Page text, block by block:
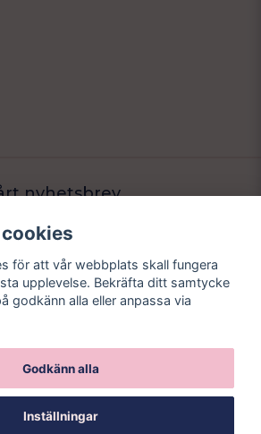
nyhetsbrev
Skicka
för att vår webbplats skall fungera
upplevelse. Bekräfta ditt samtycke
godkänn alla eller anpassa via
Godkänn alla
Inställningar